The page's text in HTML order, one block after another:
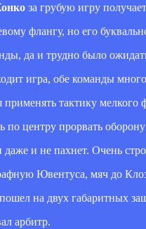
за грубую игру
флангу, но его
да и трудно было
игра, обе команды
применять тактику
центру прорвать
и не пахнет. Очень
Ювентуса, мяч до
на двух габаритных
арбитр.